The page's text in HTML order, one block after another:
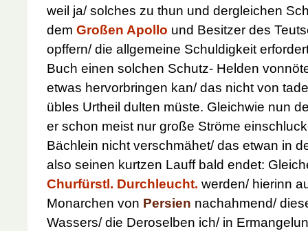
weil ja/ solches zu thun und dergleichen
dem Großen Apollo und Besitzer des
opffern/ die allgemeine Schuldigkeit
Buch einen solchen Schutz- Helden
etwas hervorbringen kan/ das nicht von
übles Urtheil dulten müste. Gleichwie nun
er schon meist nur große Ströme
Bächlein nicht verschmähet/ das etwan in
also seinen kurtzen Lauff bald endet:
Churfürstl. Durchleucht. werden/ hierinn
Monarchen von Persien nachahmend/
Wassers/ die Deroselben ich/ in